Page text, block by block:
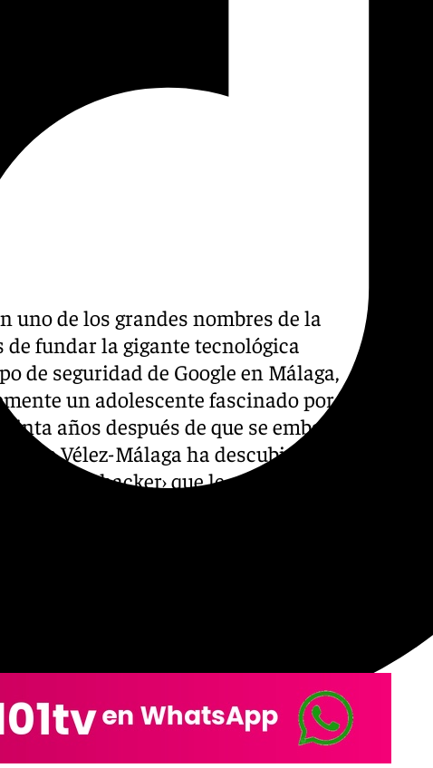
X-twitter
uno de los grandes nombres de la
de fundar la gigante tecnológica
de seguridad de Google en Málaga,
un adolescente fascinado por los
años después de que se embarcara
el de Vélez-Málaga ha descubierto —tras
fue el ‹hacker› que le cambió la vida.
tenía 14 años y ya trasteaba en casa
la informática doméstica todavía
que aprendían desmontando
y probando límites. Él pertenecía a esa
la tecnología a tientas.